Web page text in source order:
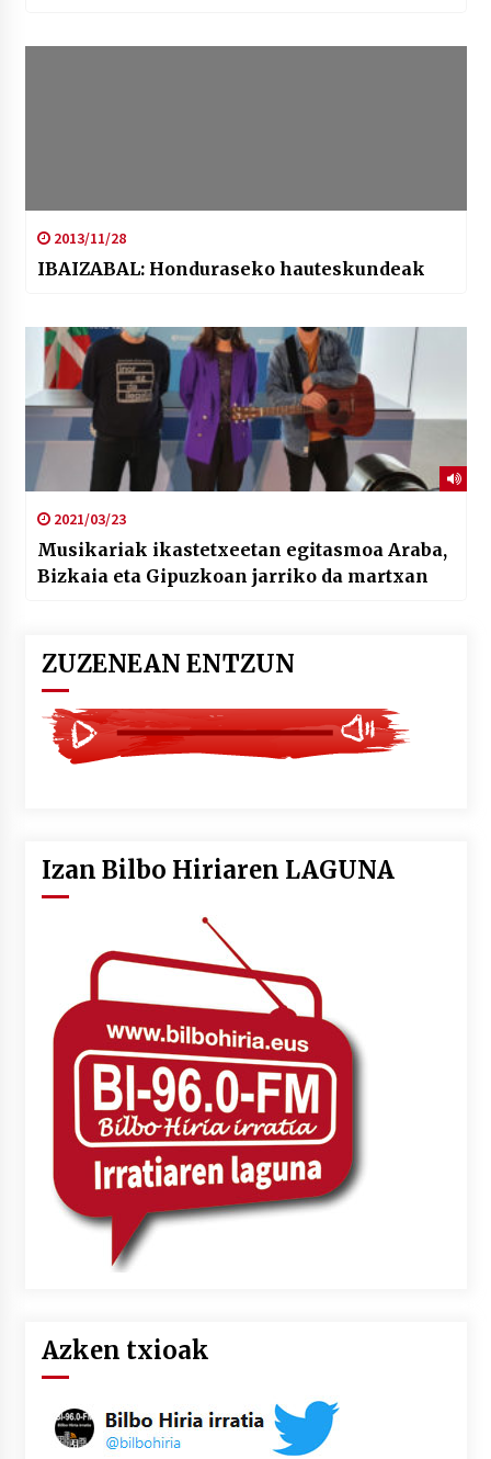
2013/11/28
IBAIZABAL: Honduraseko hauteskundeak
2021/03/23
Musikariak ikastetxeetan egitasmoa Araba,
Bizkaia eta Gipuzkoan jarriko da martxan
ZUZENEAN ENTZUN
Izan Bilbo Hiriaren LAGUNA
Azken txioak